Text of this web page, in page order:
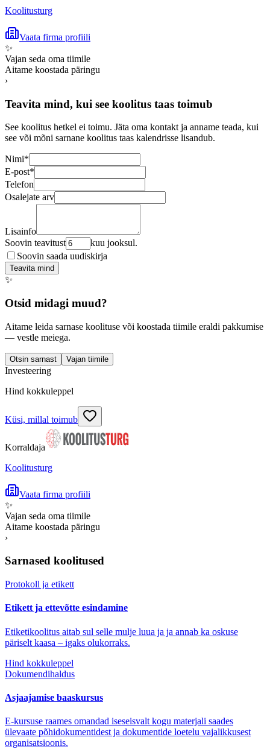
Koolitusturg
Vaata firma profiili
✨
Vajan seda oma tiimile
Aitame koostada päringu
›
Teavita mind, kui see koolitus taas toimub
See koolitus hetkel ei toimu. Jäta oma kontakt ja anname teada, kui
see või mõni sarnane koolitus taas kalendrisse lisandub.
Nimi*
E-post*
Telefon
Osalejate arv
Lisainfo
Soovin teavitust
kuu jooksul.
Soovin saada uudiskirja
Teavita mind
✨
Otsid midagi muud?
Aitame leida sarnase koolituse või koostada tiimile eraldi pakkumise
— vestle meiega.
Otsin sarnast Vajan tiimile
Investeering
Hind kokkuleppel
Küsi, millal toimub
Korraldaja
Koolitusturg
Vaata firma profiili
✨
Vajan seda oma tiimile
Aitame koostada päringu
›
Sarnased koolitused
Protokoll ja etikett
Etikett ja ettevõtte esindamine
Etiketikoolitus aitab sul selle mulje luua ja ja annab ka oskuse
päriselt kaasa – igaks olukorraks.
Hind kokkuleppel
Dokumendihaldus
Asjaajamise baaskursus
E-kursuse raames omandad iseseisvalt kogu materjali saades
ülevaate põhidokumentidest ja dokumentide loetelu vajalikkusest
organisatsioonis.